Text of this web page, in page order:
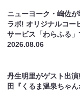
ニューヨーク・嶋佐
ラボ! オリジナルコー
サービス「わらふる
2026.08.06
丹生明里がゲスト出
田『くるま温泉ちゃ